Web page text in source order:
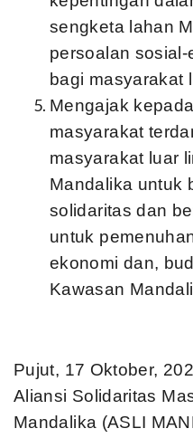
sengketa lahan
persoalan
bagi masyarakat
Mengajak
masyarakat
masyarakat luar
Mandalika untuk
solidaritas dan
untuk
ekonomi dan,
Kawasan
Pujut, 17 Oktober,
Aliansi Solidaritas
Mandalika (ASLI